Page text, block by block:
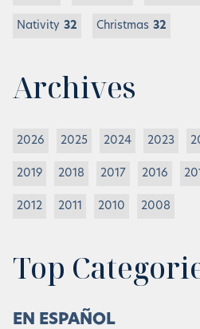
Nativity 32 Christmas 32
Archives
2026 2025 2024 2023
2019 2018 2017 2016
2012 2011 2010 2008
Top
EN ESPAÑOL